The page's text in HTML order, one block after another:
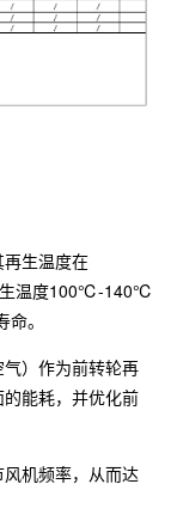
生温度在
生温度100℃-140℃
。
）作为前转轮再
能耗，并优化前
机频率，从而达